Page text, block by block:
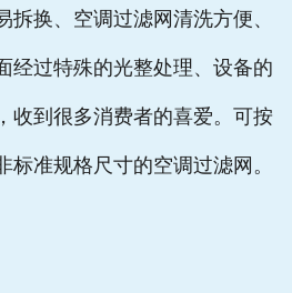
用户案例
资质证书
公司简介
联系我们
拆换、空调过滤网清洗方便、
经过特殊的光整处理、设备的
收到很多消费者的喜爱。可按
标准规格尺寸的空调过滤网。